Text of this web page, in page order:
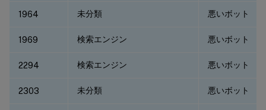
1964 未分類 悪いボット
1969 検索エンジン 悪いボット
2294 検索エンジン 悪いボット
2303 未分類 悪いボット